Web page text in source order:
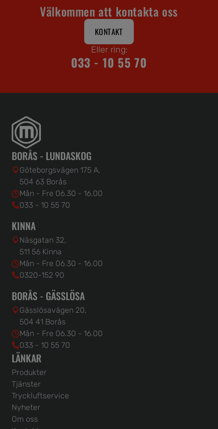
Välkommen att kontakta oss
KONTAKT
Eller ring:
033 - 10 55 70
BORÅS - LUNDASKOG
Göteborgsvägen 175 A,
504 63 Borås
Mån - Fre 06.30 - 16.00
033 - 10 55 70
KINNA
Näsgatan 32,
511 56 Kinna
Mån - Fre 06.30 - 16.00
0320-152 90
BORÅS - GÄSSLÖSA
Gässlösavägen 20,
504 41 Borås
Mån - Fre 06.30 - 16.00
033 - 10 55 70
LÄNKAR
Produkter
Tjänster
Tryckluftservice
Nyheter
Om oss